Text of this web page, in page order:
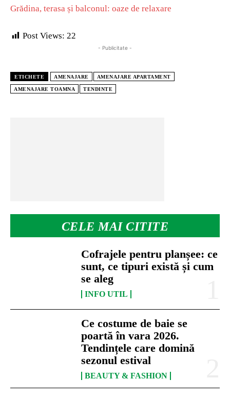
CELE MAI CITITE
Cofrajele pentru planșee: ce
sunt, ce tipuri există și cum
se aleg
INFO UTIL
Ce costume de baie se
poartă în vara 2026.
Tendințele care domină
sezonul estival
BEAUTY & FASHION
Grădina, terasa și balconul: oaze de relaxare
Post Views: 22
- Publicitate -
ETICHETE AMENAJARE AMENAJARE APARTAMENT
AMENAJARE TOAMNA TENDINTE